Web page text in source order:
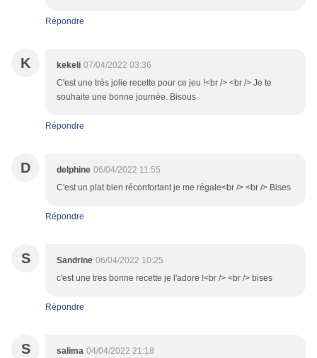
Répondre
K kekeli 07/04/2022 03:36
C'est une très jolie recette pour ce jeu !<br /> <br /> Je te
souhaite une bonne journée. Bisous
Répondre
D delphine 06/04/2022 11:55
C'est un plat bien réconfortant je me régale<br /> <br /> Bises
Répondre
S Sandrine 06/04/2022 10:25
c'est une tres bonne recette je l'adore !<br /> <br /> bises
Répondre
S salima 04/04/2022 21:18